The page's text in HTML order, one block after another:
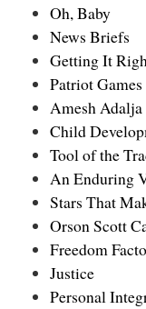
Oh, Baby
News Briefs
Getting It
Patriot Games
Amesh
Child
Tool of the
An Enduring
Stars That
Orson Scott
Freedom
Justice
Personal